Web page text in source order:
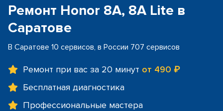
Ремонт Honor 8A, 8A Lite в
Саратове
В Саратове 10 сервисов, в России 707 сервисов
Ремонт при вас за 20 минут от 490 ₽
Бесплатная диагностика
Профессиональные мастера